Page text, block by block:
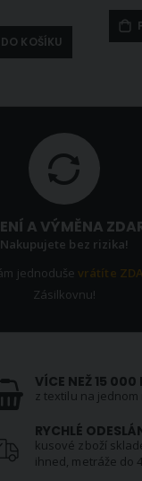
KOŠÍKU
A VÝMĚNA
Nakupujete bez rizika!
jednoduševrátíte
Zásilkovnu!
VÍCE NEŽ 15 000
z textilu na jednom
RYCHLÉ
kusové zboží
ihned, metráže do